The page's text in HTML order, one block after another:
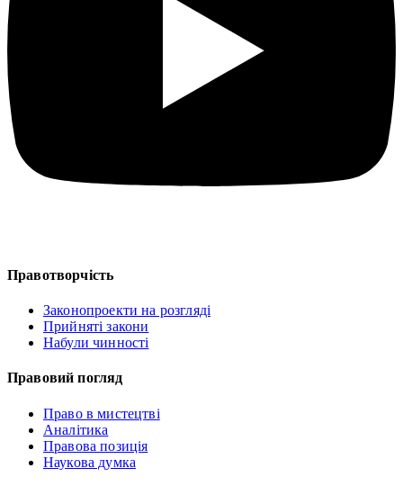
Правотворчість
Законопроекти на розгляді
Прийняті закони
Набули чинності
Правовий погляд
Право в мистецтві
Аналітика
Правова позиція
Наукова думка